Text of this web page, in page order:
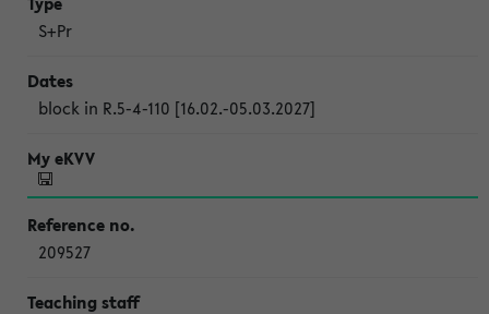
S+Pr
block in R.5-4-110 [16.02.-05.03.2027]
209527